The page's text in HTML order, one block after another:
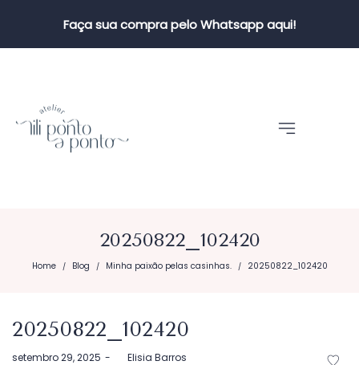
Faça sua compra pelo Whatsapp aqui!
20250822_102420
Home / Blog / Minha paixão pelas casinhas. / 20250822_102420
20250822_102420
Postado
setembro 29, 2025 byElisia Barros